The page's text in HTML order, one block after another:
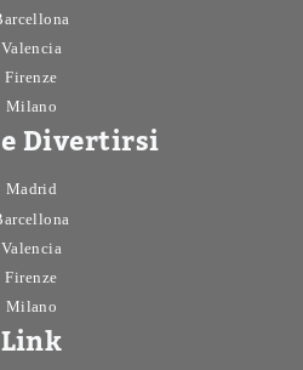
Valencia
Firenze
Milano
Divertirsi
Madrid
Valencia
Firenze
Milano
Link